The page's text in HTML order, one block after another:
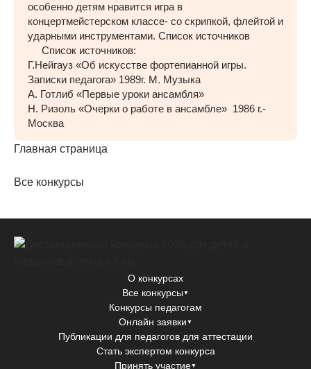
особенно детям нравится игра в
концертмейстерском классе- со скрипкой, флейтой и
ударными инструментами. Список источников
Список источников:
Г.Нейгауз «Об искусстве фортепианной игры.
Записки педагога» 1989г. М. Музыка
А. Готлиб «Первые уроки ансамбля»
Н. Ризоль «Очерки о работе в ансамбле» 1986 г.-
Москва
Главная страница
Все конкурсы
О конкурсах
Все конкурсы ▼
Конкурсы педагогам
Онлайн заявки ▼
Публикации для педагогов для аттестации
Стать экспертом конкурса
Принять участие▼